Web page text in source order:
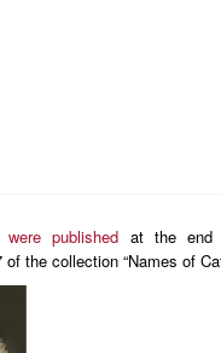
published at the end
the collection “Names of